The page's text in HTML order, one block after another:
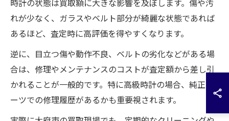
時計の状態は買取額に大きな影響を及ぼします。傷や汚
れが少なく、ガラスやベルト部分が綺麗な状態であれば
あるほど、査定時に高評価を得やすくなります。
逆に、目立つ傷や動作不良、ベルトの劣化などがある場
合は、修理やメンテナンスのコストが査定額から差し引
かれることが一般的です。特に高級時計の場合、純正パ
ーツでの修理履歴があるかも重要視されます。